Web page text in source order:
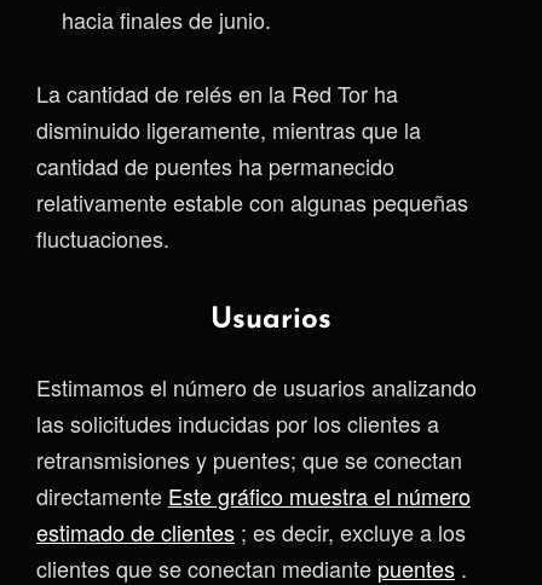
hacia finales de junio.
La cantidad de relés en la Red Tor ha
disminuido ligeramente, mientras que la
cantidad de puentes ha permanecido
relativamente estable con algunas pequeñas
fluctuaciones.
Usuarios
Estimamos el número de usuarios analizando
las solicitudes inducidas por los clientes a
retransmisiones y puentes; que se conectan
directamente Este gráfico muestra el número
estimado de clientes ; es decir, excluye a los
clientes que se conectan mediante puentes .